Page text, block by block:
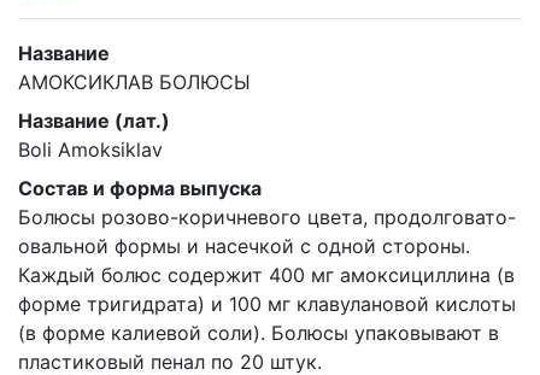
Название
АМОКСИКЛАВ БОЛЮСЫ
Название (лат.)
Boli Amoksiklav
Состав и форма выпуска
Болюсы розово-коричневого цвета, продолговато-
овальной формы и насечкой с одной стороны.
Каждый болюс содержит 400 мг амоксициллина (в
форме тригидрата) и 100 мг клавулановой кислоты
(в форме калиевой соли). Болюсы упаковывают в
пластиковый пенал по 20 штук.